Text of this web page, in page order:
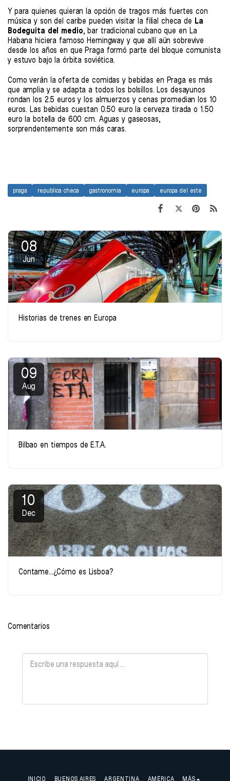
Y para quienes quieran la opción de tragos más fuertes con
música y son del caribe pueden visitar la filial checa de La
Bodeguita del medio, bar tradicional cubano que en La
Habana hiciera famoso Hemingway y que allí aún sobrevive
desde los años en que Praga formó parte del bloque comunista
y estuvo bajo la órbita soviética.
Como verán la oferta de comidas y bebidas en Praga es más
que amplia y se adapta a todos los bolsillos. Los desayunos
rondan los 2.5 euros y los almuerzos y cenas promedian los 10
euros. Las bebidas cuestan 0.50 euro la cerveza tirada o 1.50
euro la botella de 600 cm. Aguas y gaseosas,
sorprendentemente son más caras.
praga republica checa gastronomia europa europa del este
08
Jun
Historias de trenes en Europa
09
Aug
Bilbao en tiempos de E.T.A.
10
Dec
Contame...¿Cómo es Lisboa?
Comentarios
INICIO BUENOS AIRES ARGENTINA AMÉRICA MÁS